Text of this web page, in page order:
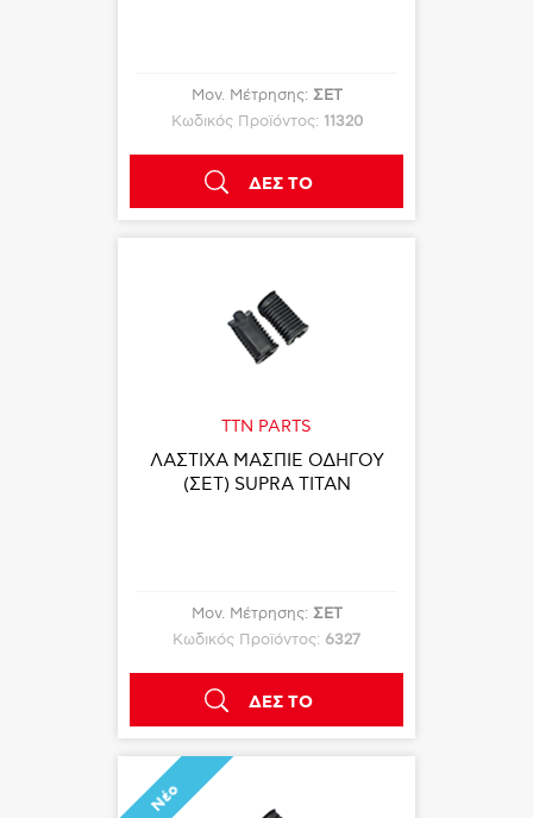
Μον. Μέτρησης: ΣΕΤ
Κωδικός Προϊόντος: 11320
ΔΕΣ ΤΟ
TTN PARTS
ΛΑΣΤΙΧΑ ΜΑΣΠΙΕ ΟΔΗΓΟΥ
(ΣΕΤ) SUPRA TITAN
Μον. Μέτρησης: ΣΕΤ
Κωδικός Προϊόντος: 6327
ΔΕΣ ΤΟ
Νέο